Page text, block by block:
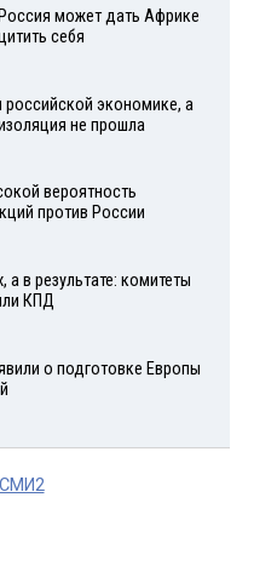
может дать Африке
себя
экономике, а
не прошла
вероятность
против России
в результате: комитеты
КПД
о подготовке Европы